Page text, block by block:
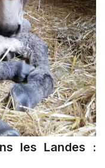
les Landes :